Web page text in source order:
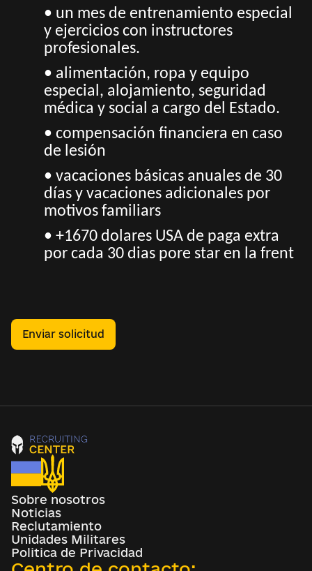
• un mes de entrenamiento especial
y ejercicios con instructores
profesionales.
• alimentación, ropa y equipo
especial, alojamiento, seguridad
médica y social a cargo del Estado.
• compensación financiera en caso
de lesión
• vacaciones básicas anuales de 30
días y vacaciones adicionales por
motivos familiars
• +1670 dolares USA de paga extra
por cada 30 dias pore star en la frent
Enviar solicitud
Sobre nosotros
Noticias
Reclutamiento
Unidades Militares
Politica de Privacidad